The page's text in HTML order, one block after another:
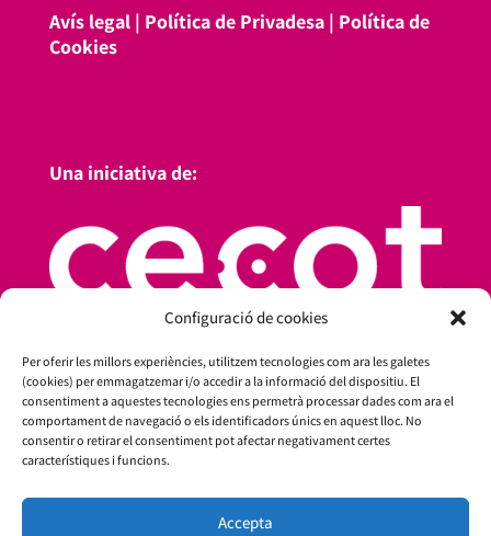
Configuració de cookies
Per oferir les millors experiències, utilitzem tecnologies com ara les galetes
(cookies) per emmagatzemar i/o accedir a la informació del dispositiu. El
consentiment a aquestes tecnologies ens permetrà processar dades com ara el
comportament de navegació o els identificadors únics en aquest lloc. No
consentir o retirar el consentiment pot afectar negativament certes
característiques i funcions.
Accepta
Avís legal| Política de Privadesa| Política de
Cookies
Una iniciativa de: